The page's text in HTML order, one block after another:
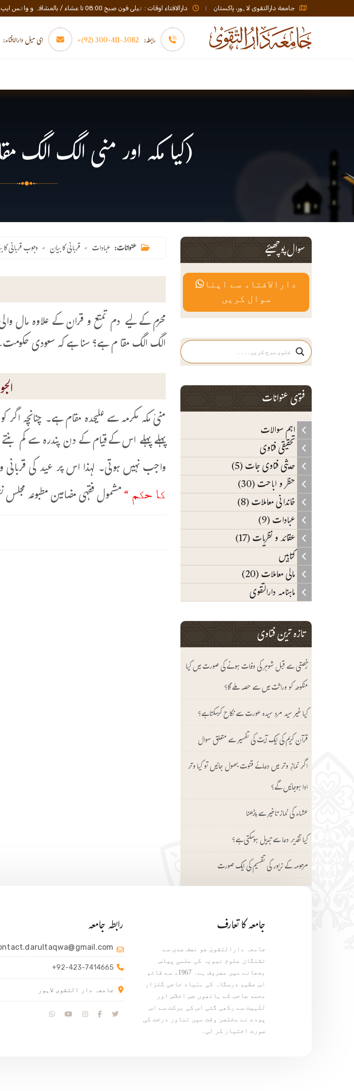
جامعة دارالتقوی لاہور، پاکستان دارالافتاء اوقات : ٹیلی فون صبح 08:00 تا عشاء / بالمشافہ و واٹس ایپ 08:00 تا عصر
رابطہ: 3082-411-300 (92)+ ای میل دارالافتاء:
(کیا مکہ اور منی الگ الگ
عنوانات: عبادات > قربانی کا بیان > وجوب قربانی
محرم کے لیے دم تمتع و قران کے علاوہ مال
الگ الگ مقا م ہے؟ سنا ہے کہ سعودی حکومت
منیٰ مکہ مکرمہ سے علیحدہ مقام ہے۔ چنانچہ
پہلے پہلے اس کےقیام کے دن پندرہ سے کم
واجب نہیں ہوتی۔ لہذا اس پر عید کی
کا حکم “مشمول فقہی مضامین مطبوعہ مجلس
سوال پوچھیئے
دارالافتاء سے اپنا
سوال کریں
فتوی عنوانات
اہم سوالات
تحقیقی فتاوی
حدیثی فتاوی جات (5)
حظر و اباحت (30)
خاندانی معاملات (8)
عبادات (9)
عقائد و نظریات (17)
کتابیں
مالی معاملات (20)
ماہنامہ دارالتقوی
تازہ ترین فتاوی
رخصتی سے قبل شوہر کی وفات ہونے کی صورت میں کیا
منکوحہ کو وراثت میں سے حصہ ملے گا؟
کیا غیر سید مرد سیدہ عورت سے نکاح کرسکتا ہے؟
قرآن کریم کی ایک آیت کی تفسیر سے متعلق سوال
اگر نمازِ وتر میں دعائے قنوت بھول جائیں تو کیا وتر
ادا ہوجائیں گے؟
عشاء کی نماز تاخیر سے پڑھنا
کیا تقدیر دعا سے تبدیل ہوسکتی ہے؟
مرحومہ کے زیور کی تقسیم کی ایک صورت
جامعہ کا تعارف
جامعہ دارالتقویٰ جو نصف صدی سے
تشنگان علوم نبویہ کی علمی پیاس
بجھانے میں مصروف ہے۔ 1967ء سے قائم
اس عظیم درسگاہ کی بنیاد حاجی گلزار
محمد صاحب کے ہاتھوں جس اخلاص اور
للٰہیت سے رکھی گئی اس کی برکت سے اس
پودے نے مختصر وقت میں تناور درخت کی
صورت اختیار کر لی۔
رابطہ جامعہ
+92-423-7414665
جامعہ دار التقوی لاہور